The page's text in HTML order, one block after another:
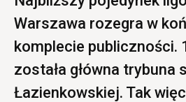
Warszawa rozegra w
komplecie publiczności.
została główna trybuna
Łazienkowskiej. Tak